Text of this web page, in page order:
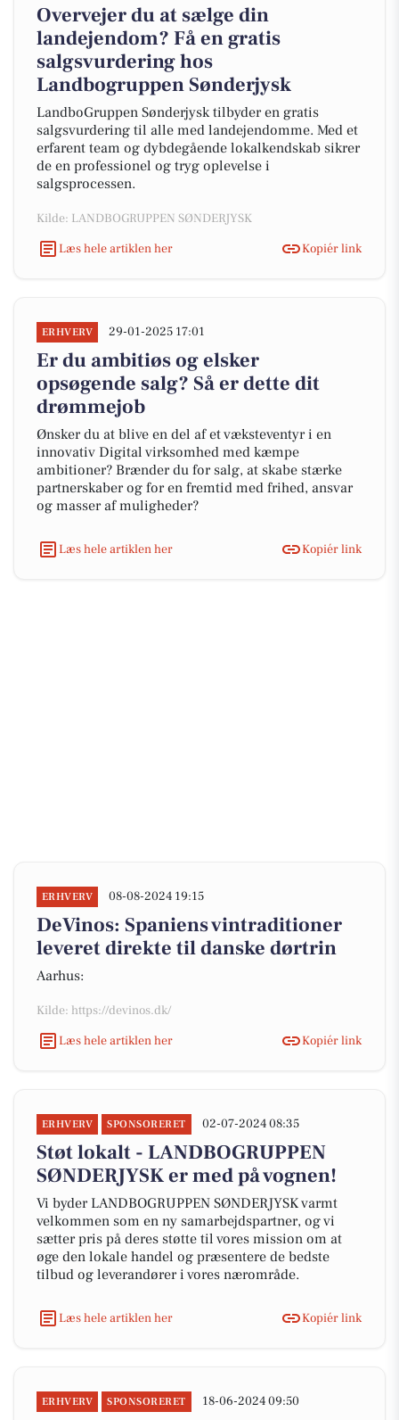
Overvejer du at sælge din
landejendom? Få en gratis
salgsvurdering hos
Landbogruppen Sønderjysk
LandboGruppen Sønderjysk tilbyder en gratis
salgsvurdering til alle med landejendomme. Med et
erfarent team og dybdegående lokalkendskab sikrer
de en professionel og tryg oplevelse i
salgsprocessen.
Kilde: LANDBOGRUPPEN SØNDERJYSK
Læs hele artiklen her
Kopiér link
ERHVERV 29-01-2025 17:01
Er du ambitiøs og elsker
opsøgende salg? Så er dette dit
drømmejob
Ønsker du at blive en del af et væksteventyr i en
innovativ Digital virksomhed med kæmpe
ambitioner? Brænder du for salg, at skabe stærke
partnerskaber og for en fremtid med frihed, ansvar
og masser af muligheder?
Læs hele artiklen her Kopiér link
ERHVERV 08-08-2024 19:15
DeVinos: Spaniens vintraditioner
leveret direkte til danske dørtrin
Aarhus:
Kilde: https://devinos.dk/
Læs hele artiklen her
Kopiér link
ERHVERV SPONSORERET 02-07-2024 08:35
Støt lokalt - LANDBOGRUPPEN
SØNDERJYSK er med på vognen!
Vi byder LANDBOGRUPPEN SØNDERJYSK varmt
velkommen som en ny samarbejdspartner, og vi
sætter pris på deres støtte til vores mission om at
øge den lokale handel og præsentere de bedste
tilbud og leverandører i vores nærområde.
Læs hele artiklen her Kopiér link
ERHVERV SPONSORERET 18-06-2024 09:50